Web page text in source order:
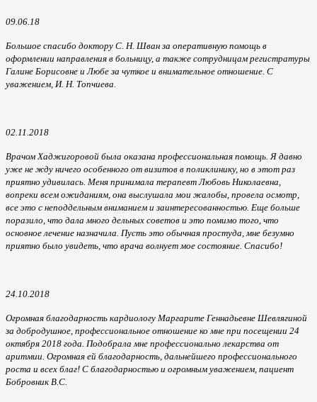
09.06.18
Большое спасибо доктору С. Н. Шван за оперативную помощь в
оформлении направления в больницу, а также сотрудницам регистратуры
Галине Борисовне и Любе за чуткое и внимательное отношение. С
уважением, И. Н. Топчиева.
02.11.2018
Врачом Хаджигоровой была оказана профессиональная помощь. Я давно
уже не жду ничего особенного от визитов в поликлинику, но в этот раз
приятно удивилась. Меня принимала терапевт Любовь Николаевна,
вопреки всем ожиданиям, она выслушала мои жалобы, провела осмотр,
все это с неподдельным вниманием и заинтересованностью. Еще больше
поразило, что дала много дельных советов и это помимо того, что
основное лечение назначила. Пусть это обычная простуда, мне безумно
приятно было увидеть, что врача волнует мое состояние. Спасибо!
24.10.2018
Огромная благодарность кардиологу Маргарите Геннадьевне Шевлягиной
за добродушное, профессиональное отношение ко мне при посещении 24
октября 2018 года. Подобрала мне профессионально лекарства от
аритмии. Огромная ей благодарность, дальнейшего профессионального
роста и всех благ! С благодарностью и огромным уважением, пациент
Бобровник В.С.